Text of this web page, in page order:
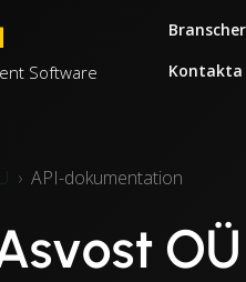
Software
Branscher
Kontakta
API-dokumentation